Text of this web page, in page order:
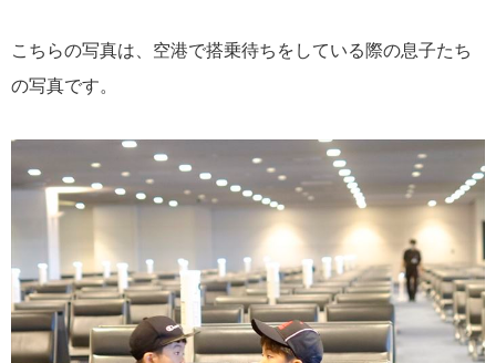
こちらの写真は、空港で搭乗待ちをしている際の息子たち
の写真です。